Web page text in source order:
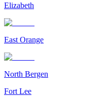
Elizabeth
East Orange
North Bergen
Fort Lee